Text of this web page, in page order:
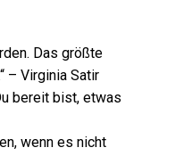
Das größte
– Virginia Satir
bereit bist, etwas
wenn es nicht